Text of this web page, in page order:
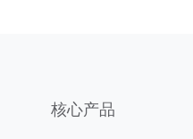
核心产品